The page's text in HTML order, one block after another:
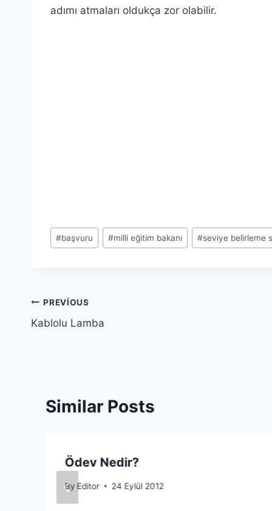
adımı atmaları oldukça zor olabilir.
Post
Tags:
#başvuru #milli eğitim bakanı #seviye belirleme
Yazı
gezinmesi
PREVIOUS
Kablolu Lamba
Similar Posts
Ödev Nedir?
By Editor 24 Eylül 2012